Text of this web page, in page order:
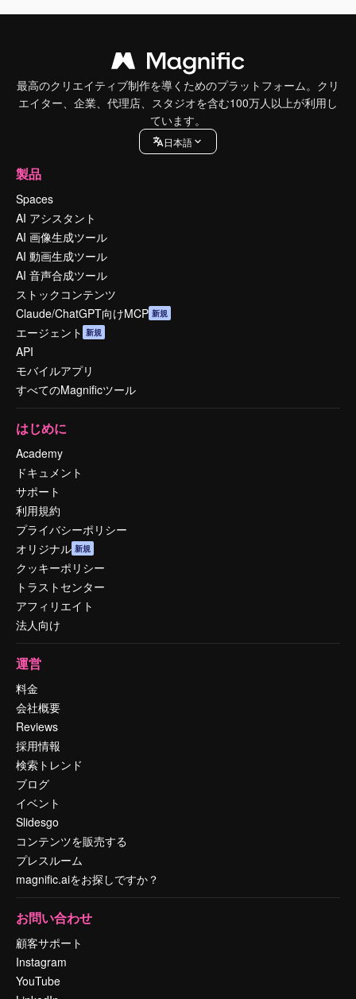
最高のクリエイティブ制作を導くためのプラットフォーム。クリ
エイター、企業、代理店、スタジオを含む100万人以上が利用し
ています。
日本語
製品
Spaces
AI アシスタント
AI 画像生成ツール
AI 動画生成ツール
AI 音声合成ツール
ストックコンテンツ
Claude/ChatGPT向けMCP 新規
エージェント 新規
API
モバイルアプリ
すべてのMagnificツール
はじめに
Academy
ドキュメント
サポート
利用規約
プライバシーポリシー
オリジナル 新規
クッキーポリシー
トラストセンター
アフィリエイト
法人向け
運営
料金
会社概要
Reviews
採用情報
検索トレンド
ブログ
イベント
Slidesgo
コンテンツを販売する
プレスルーム
magnific.aiをお探しですか？
お問い合わせ
顧客サポート
Instagram
YouTube